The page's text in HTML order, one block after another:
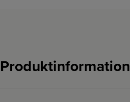
Produktinformation